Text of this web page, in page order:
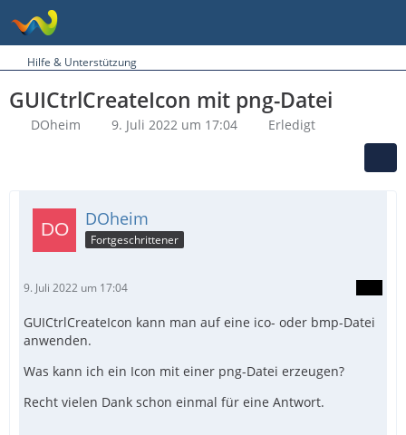
Hilfe & Unterstützung
GUICtrlCreateIcon mit png-Datei
DOheim 9. Juli 2022 um 17:04 Erledigt
DOheim
Fortgeschrittener
9. Juli 2022 um 17:04
GUICtrlCreateIcon kann man auf eine ico- oder bmp-Datei
anwenden.
Was kann ich ein Icon mit einer png-Datei erzeugen?
Recht vielen Dank schon einmal für eine Antwort.